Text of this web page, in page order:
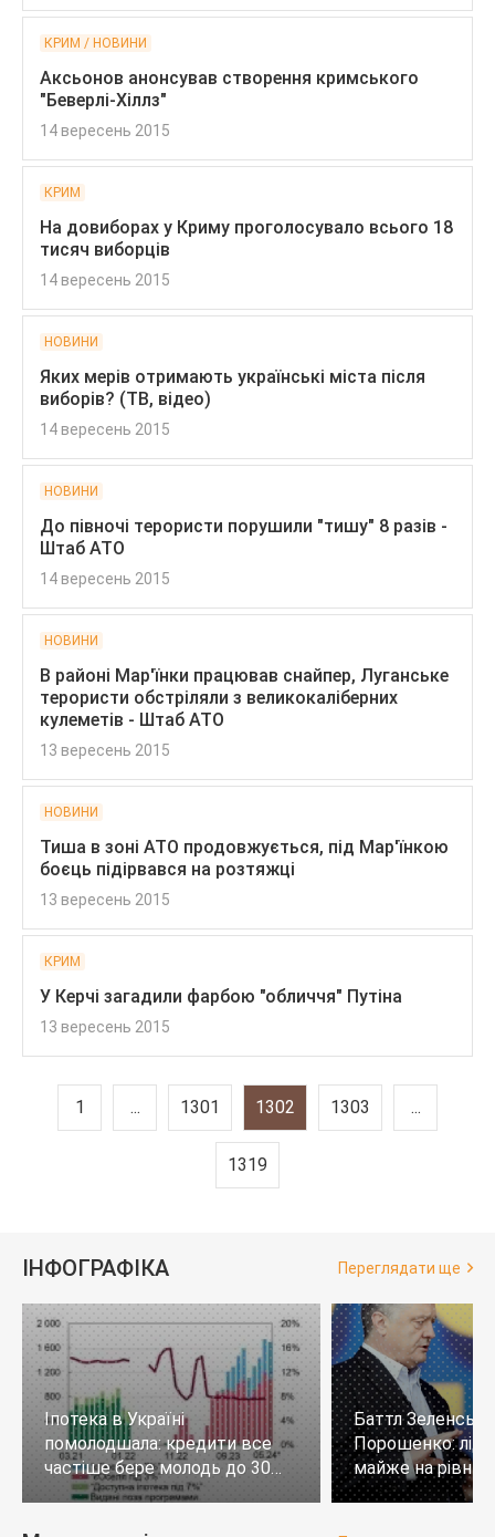
КРИМ / НОВИНИ
Аксьонов анонсував створення кримського
"Беверлі-Хіллз"
14 вересень 2015
КРИМ
На довиборах у Криму проголосувало всього 18
тисяч виборців
14 вересень 2015
НОВИНИ
Яких мерів отримають українські міста після
виборів? (ТВ, відео)
14 вересень 2015
НОВИНИ
До півночі терористи порушили "тишу" 8 разів -
Штаб АТО
14 вересень 2015
НОВИНИ
В районі Мар'їнки працював снайпер, Луганське
терористи обстріляли з великокаліберних
кулеметів - Штаб АТО
13 вересень 2015
НОВИНИ
Тиша в зоні АТО продовжується, під Мар'їнкою
боєць підірвався на розтяжці
13 вересень 2015
КРИМ
У Керчі загадили фарбою "обличчя" Путіна
13 вересень 2015
1 ... 1301 1302 1303 ...
1319
ІНФОГРАФІКА Переглядати ще
Іпотека в Україні
помолодшала: кредити все
частіше бере молодь до 30
років
Баттл
Порошенко:
майже на
тих, хто не